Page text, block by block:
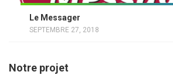
Le Messager
SEPTEMBRE 27, 2018
Notre projet